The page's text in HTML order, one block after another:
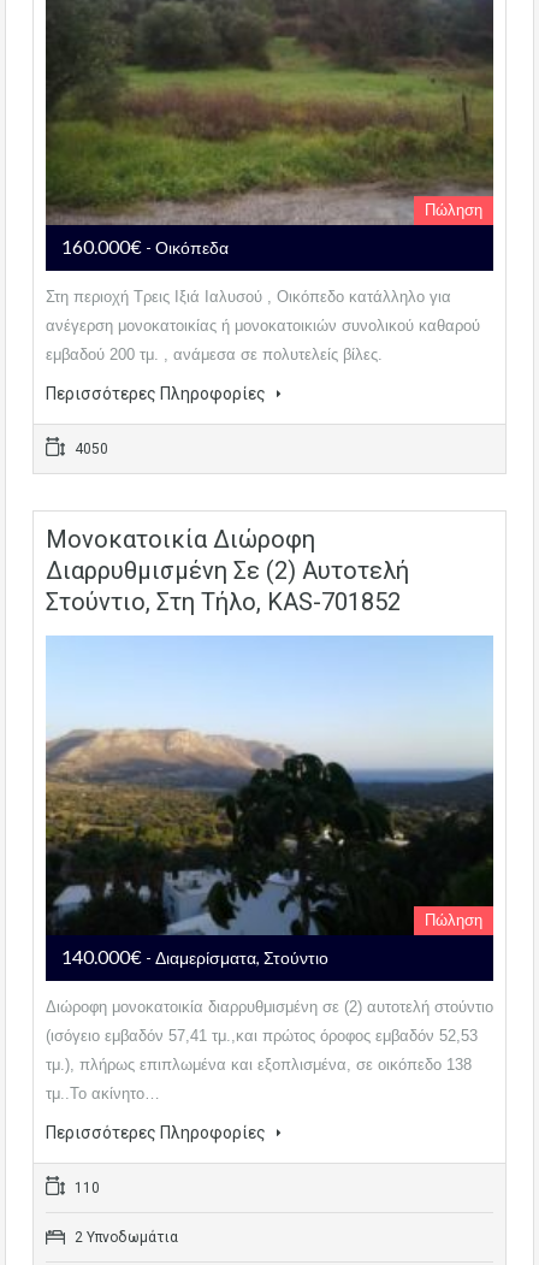
Πώληση
160.000€ - Οικόπεδα
Στη περιοχή Τρεις Ιξιά Ιαλυσού , Οικόπεδο κατάλληλο για
ανέγερση μονοκατοικίας ή μονοκατοικιών συνολικού καθαρού
εμβαδού 200 τμ. , ανάμεσα σε πολυτελείς βίλες.
Περισσότερες Πληροφορίες
4050
Μονοκατοικία Διώροφη
Διαρρυθμισμένη Σε (2) Αυτοτελή
Στούντιο, Στη Τήλο, KAS-701852
Πώληση
140.000€ - Διαμερίσματα, Στούντιο
Διώροφη μονοκατοικία διαρρυθμισμένη σε (2) αυτοτελή στούντιο
(ισόγειο εμβαδόν 57,41 τμ.,και πρώτος όροφος εμβαδόν 52,53
τμ.), πλήρως επιπλωμένα και εξοπλισμένα, σε οικόπεδο 138
τμ..Το ακίνητο…
Περισσότερες Πληροφορίες
110
2 Υπνοδωμάτια